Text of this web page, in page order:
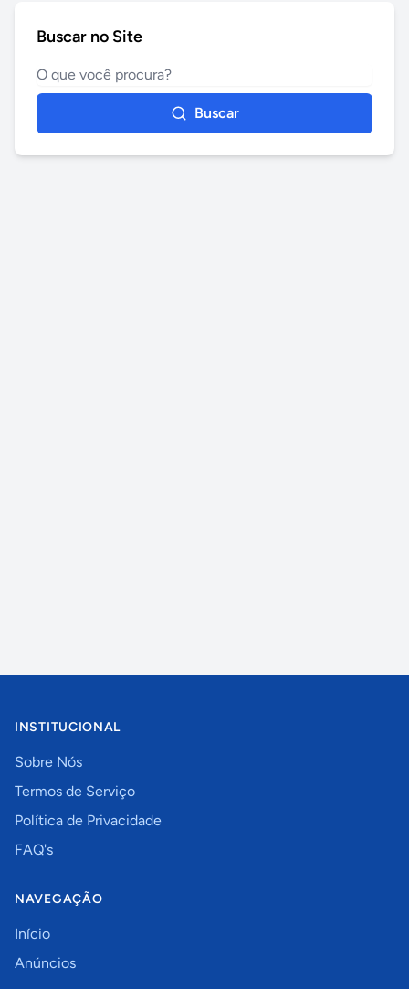
Buscar no Site
Buscar
INSTITUCIONAL
Sobre Nós
Termos de Serviço
Política de Privacidade
FAQ's
NAVEGAÇÃO
Início
Anúncios